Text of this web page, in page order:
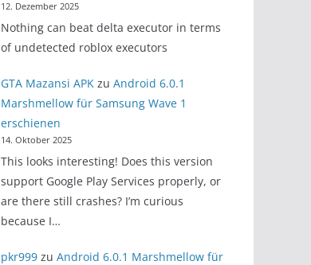
12. Dezember 2025
Nothing can beat delta executor in terms
of undetected roblox executors
GTA Mazansi APKzu Android 6.0.1
Marshmellow für Samsung Wave 1
erschienen
14. Oktober 2025
This looks interesting! Does this version
support Google Play Services properly, or
are there still crashes? I’m curious
because I…
pkr999zu Android 6.0.1 Marshmellow für